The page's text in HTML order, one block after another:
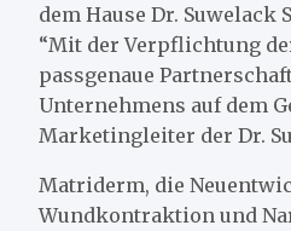
dem Hause Dr.
“Mit der Verpflichtung
passgenaue
Unternehmens auf dem
Marketingleiter der Dr.
Matriderm, die
Wundkontraktion und